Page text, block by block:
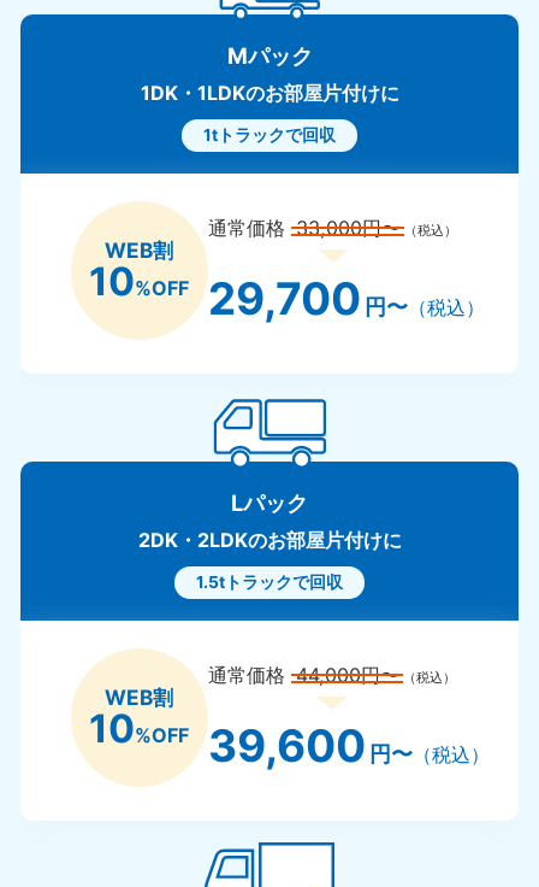
Mパック
1DK・1LDKのお部屋片付けに
1tトラックで回収
WEB割
10%OFF
通常価格33,000円〜 （税込）
29,700 円〜（税込）
Lパック
2DK・2LDKのお部屋片付けに
1.5tトラックで回収
WEB割
10%OFF
通常価格44,000円〜 （税込）
39,600 円〜（税込）